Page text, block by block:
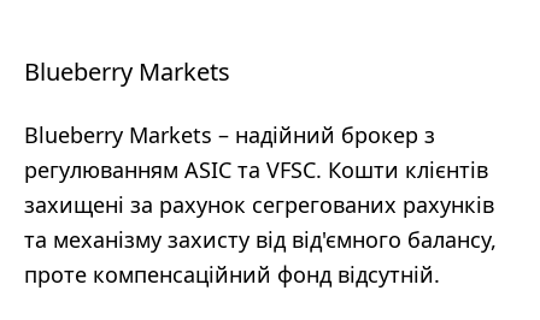
Blueberry Markets
Blueberry Markets – надійний брокер з
регулюванням ASIC та VFSC. Кошти клієнтів
захищені за рахунок сегрегованих рахунків
та механізму захисту від від'ємного балансу,
проте компенсаційний фонд відсутній.